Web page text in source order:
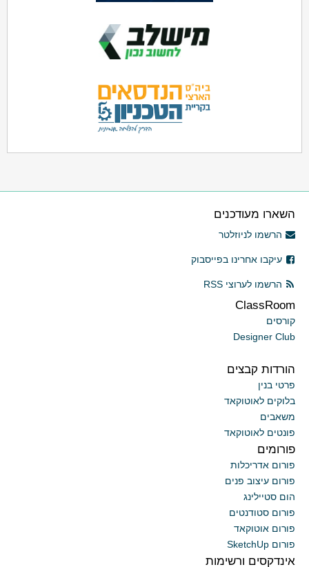
השארו מעודכנים
הרשמו לניוזלטר
עיקבו אחרינו בפייסבוק
הרשמו לערוצי RSS
ClassRoom
קורסים
Designer Club
הורדות קבצים
פרטי בנין
בלוקים לאוטוקאד
משאבים
פונטים לאוטוקאד
פורומים
פורום אדריכלות
פורום עיצוב פנים
הום סטיילינג
פורום סטודנטים
פורום אוטוקאד
פורום SketchUp
אינדקסים ורשימות